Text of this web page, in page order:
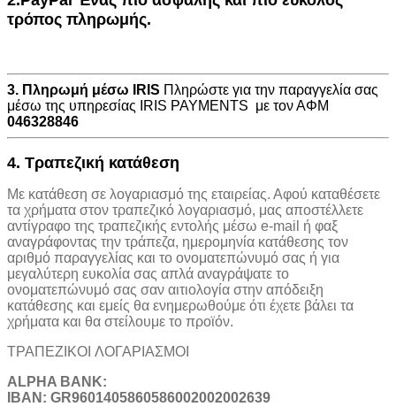
τρόπος πληρωμής.
3. Πληρωμή μέσω IRIS Πληρώστε για την παραγγελία σας
μέσω της υπηρεσίας IRIS PAYMENTS με τον ΑΦΜ
046328846
4. Τραπεζική κατάθεση
Με κατάθεση σε λογαριασμό της εταιρείας. Αφού καταθέσετε
τα χρήματα στον τραπεζικό λογαριασμό, μας αποστέλλετε
αντίγραφο της τραπεζικής εντολής μέσω e-mail ή φαξ
αναγράφοντας την τράπεζα, ημερομηνία κατάθεσης τον
αριθμό παραγγελίας και το ονοματεπώνυμό σας ή για
μεγαλύτερη ευκολία σας απλά αναγράψατε το
ονοματεπώνυμό σας σαν αιτιολογία στην απόδειξη
κατάθεσης και εμείς θα ενημερωθούμε ότι έχετε βάλει τα
χρήματα και θα στείλουμε το προϊόν.
ΤΡΑΠΕΖΙΚOI ΛΟΓΑΡΙΑΣΜΟΙ
ALPHA BANK:
IBAN: GR9601405860586002002002639